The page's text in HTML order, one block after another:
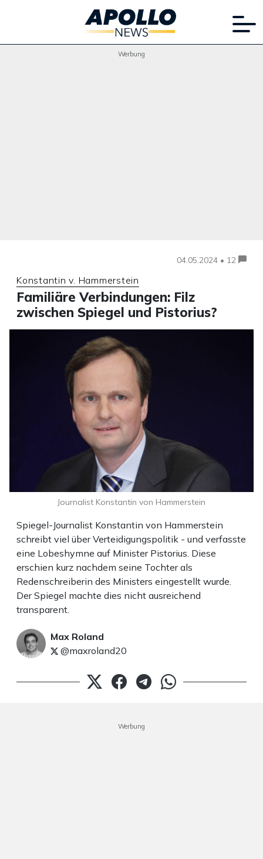
Werbung
04.05.2024 • 12
Konstantin v. Hammerstein
Familiäre Verbindungen: Filz
zwischen Spiegel und Pistorius?
Spiegel-Journalist Konstantin von Hammerstein
schreibt viel über Verteidigungspolitik - und verfasste
eine Lobeshymne auf Minister Pistorius. Diese
erschien kurz nachdem seine Tochter als
Redenschreiberin des Ministers eingestellt wurde.
Der Spiegel machte dies nicht ausreichend
transparent.
Max Roland
@maxroland20
Journalist Konstantin von Hammerstein
Werbung